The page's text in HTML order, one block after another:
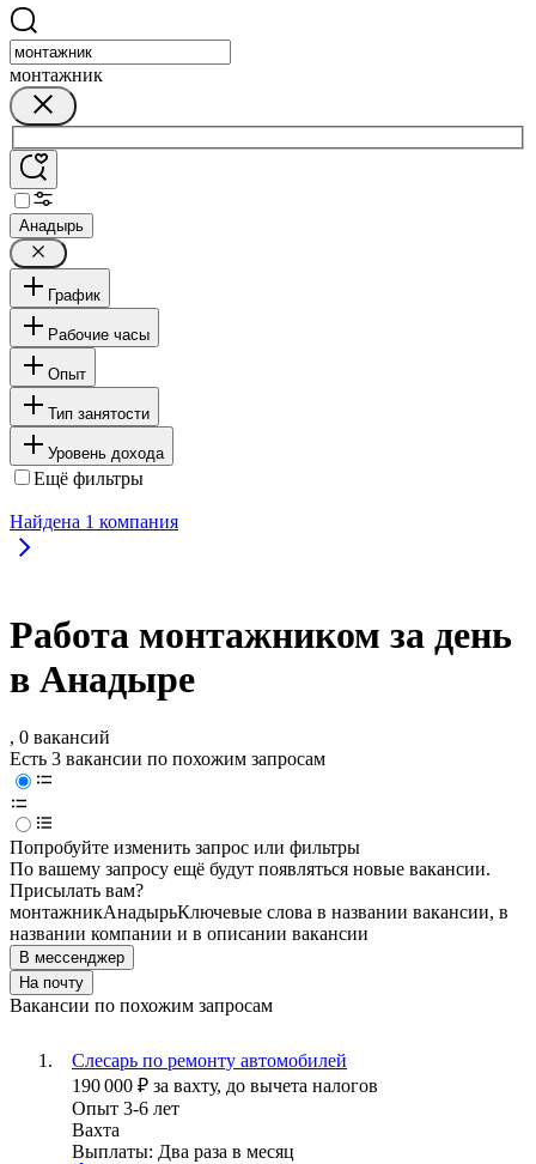
монтажник
Анадырь
График
Рабочие часы
Опыт
Тип занятости
Уровень дохода
Ещё фильтры
Найдена 1 компания
Работа монтажником за день
в Анадыре
, 0 вакансий
Есть 3 вакансии по похожим запросам
Попробуйте изменить запрос или фильтры
По вашему запросу ещё будут появляться новые вакансии.
Присылать вам?
монтажникАнадырьКлючевые слова в названии вакансии, в
названии компании и в описании вакансии
В мессенджер
На почту
Вакансии по похожим запросам
Слесарь по ремонту автомобилей
190 000 ₽ за вахту, до вычета налогов
Опыт 3-6 лет
Вахта
Выплаты: Два раза в месяц